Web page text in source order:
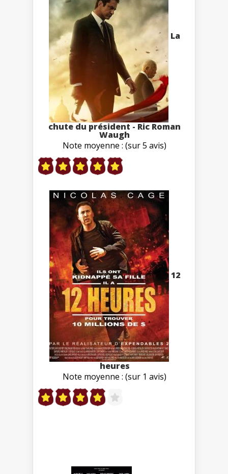
La
chute du président - Ric Roman
Waugh
Note moyenne : (sur 5 avis)
12
heures
Note moyenne : (sur 1 avis)